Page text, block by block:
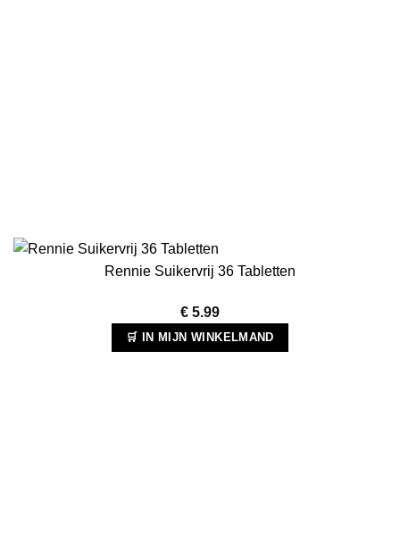
Rennie Suikervrij 36 Tabletten
€ 5.99
🛒 IN MIJN WINKELMAND